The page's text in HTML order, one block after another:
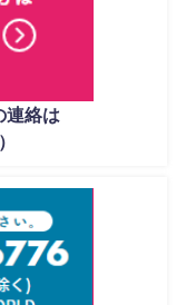
連絡は